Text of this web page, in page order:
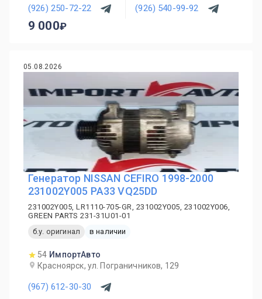
(926) 250-72-22 (926) 540-99-92
9 000
05.08.2026
Генератор NISSAN CEFIRO 1998-2000
231002Y005 PA33 VQ25DD
231002Y005, LR1110-705-GR, 231002Y005, 231002Y006,
GREEN PARTS 231-31U01-01
б.у. оригинал
в наличии
54 ИмпортАвто
Красноярск, ул. Пограничников, 129
(967) 612-30-30